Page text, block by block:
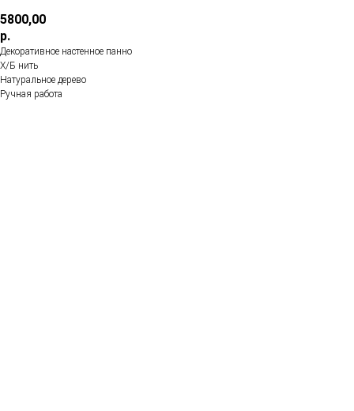
5800,00
р.
Декоративное настенное панно
Х/Б нить
Натуральное дерево
Ручная работа